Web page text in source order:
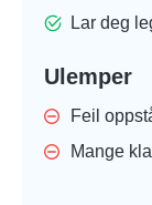
Lar deg
Ulemper
Feil
Mange